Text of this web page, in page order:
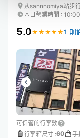
从sannnomiya站步
本日營業時間 :
5.0★ ★ ★ ★ ★
★ ★ ★ ★ ★1 則
可保管的行李數
行李箱尺寸 :60 手